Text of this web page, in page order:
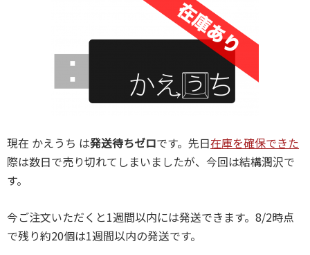
現在 かえうち は発送待ちゼロです。先日在庫を確保できた
際は数日で売り切れてしまいましたが、今回は結構潤沢で
す。
今ご注文いただくと1週間以内には発送できます。8/2時点
で残り約20個は1週間以内の発送です。